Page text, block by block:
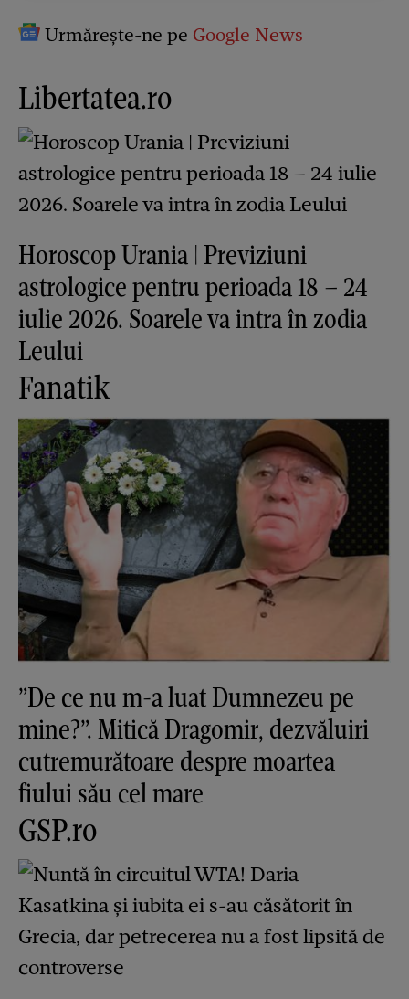
Urmărește-ne pe Google News
Libertatea.ro
Horoscop Urania | Previziuni
astrologice pentru perioada 18 – 24
iulie 2026. Soarele va intra în zodia
Leului
Fanatik
”De ce nu m-a luat Dumnezeu pe
mine?”. Mitică Dragomir, dezvăluiri
cutremurătoare despre moartea
fiului său cel mare
GSP.ro